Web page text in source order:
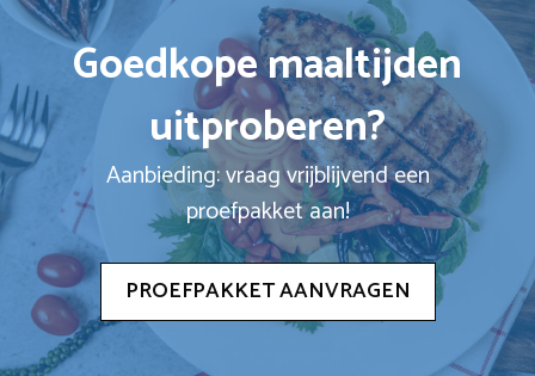
Goedkope maaltijden
uitproberen?
Aanbieding: vraag vrijblijvend een
proefpakket aan!
PROEFPAKKET AANVRAGEN